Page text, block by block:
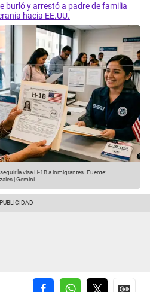
burló y arrestó a padre de familia
hacia EE.UU.
la visa H-1B a inmigrantes. Fuente:
| Gemini